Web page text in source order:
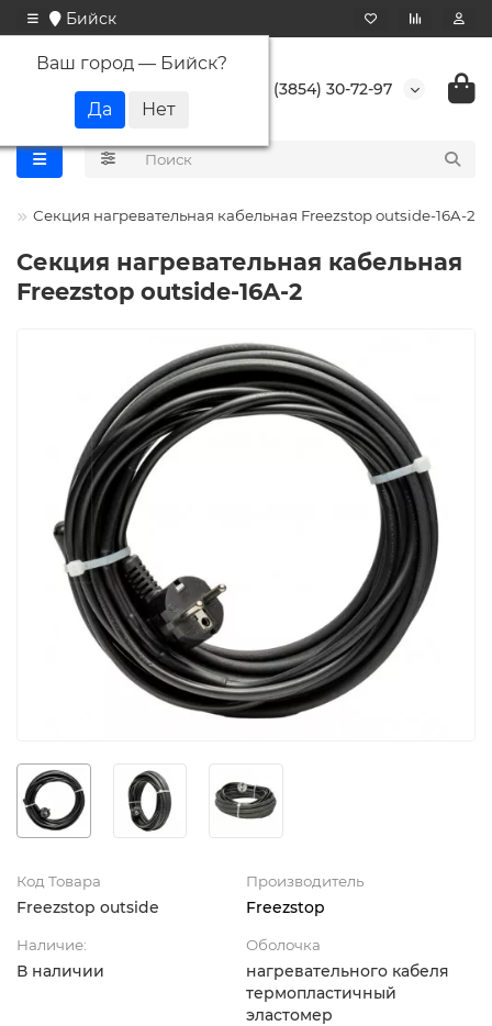
Бийск
Ваш город — Бийск?
+7 (3854) 30-72-97
Секция нагревательная кабельная Freezstop outside-16A-2
Секция нагревательная кабельная
Freezstop outside-16A-2
Код Товара
Freezstop outside
Производитель
Freezstop
Наличие:
В наличии
Оболочка
нагревательного кабеля
термопластичный
эластомер